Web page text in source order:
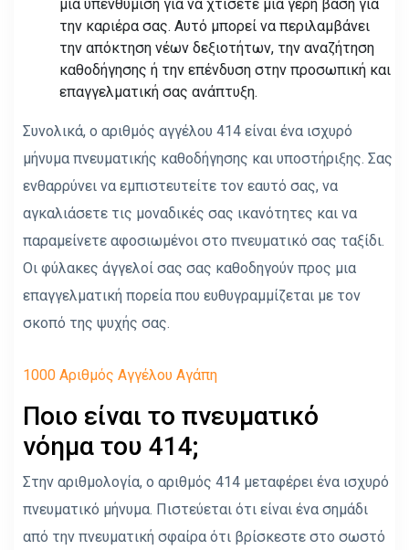
μια υπενθύμιση για να χτίσετε μια γερή βάση για
την καριέρα σας. Αυτό μπορεί να περιλαμβάνει
την απόκτηση νέων δεξιοτήτων, την αναζήτηση
καθοδήγησης ή την επένδυση στην προσωπική και
επαγγελματική σας ανάπτυξη.
Συνολικά, ο αριθμός αγγέλου 414 είναι ένα ισχυρό
μήνυμα πνευματικής καθοδήγησης και υποστήριξης. Σας
ενθαρρύνει να εμπιστευτείτε τον εαυτό σας, να
αγκαλιάσετε τις μοναδικές σας ικανότητες και να
παραμείνετε αφοσιωμένοι στο πνευματικό σας ταξίδι.
Οι φύλακες άγγελοί σας σας καθοδηγούν προς μια
επαγγελματική πορεία που ευθυγραμμίζεται με τον
σκοπό της ψυχής σας.
1000 Αριθμός Αγγέλου Αγάπη
Ποιο είναι το πνευματικό
νόημα του 414;
Στην αριθμολογία, ο αριθμός 414 μεταφέρει ένα ισχυρό
πνευματικό μήνυμα. Πιστεύεται ότι είναι ένα σημάδι
από την πνευματική σφαίρα ότι βρίσκεστε στο σωστό